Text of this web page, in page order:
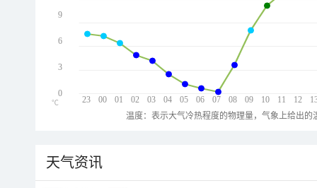
23 00 01 02 03 04 05 06 07 08 09 10 11 12
9
6
3
0
℃
温度：表示大气冷热程度的物理量，气象上给出
天气资讯